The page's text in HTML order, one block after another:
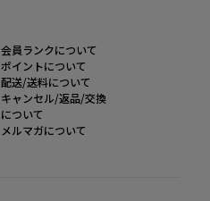
会員ランクについて
ポイントについて
配送/送料について
キャンセル/返品/交換
について
メルマガについて